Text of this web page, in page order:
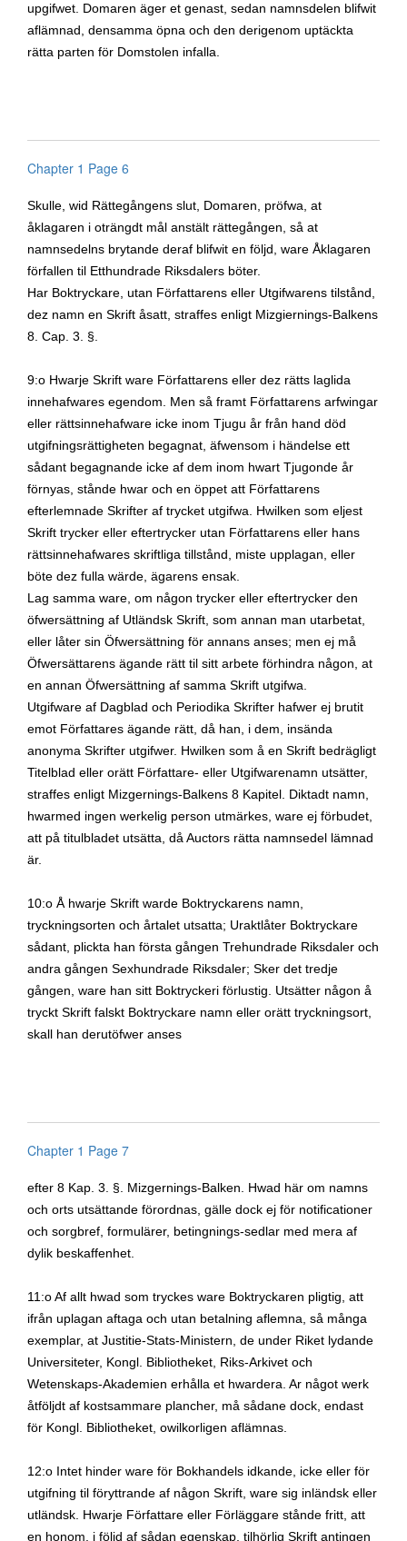
upgifwet. Domaren äger et genast, sedan namnsdelen blifwit
aflämnad, densamma öpna och den derigenom uptäckta
rätta parten för Domstolen infalla.
Chapter 1 Page 6
Skulle, wid Rättegångens slut, Domaren, pröfwa, at
åklagaren i oträngdt mål anstält rättegången, så at
namnsedelns brytande deraf blifwit en följd, ware Åklagaren
förfallen til Etthundrade Riksdalers böter.
Har Boktryckare, utan Författarens eller Utgifwarens tilstånd,
dez namn en Skrift åsatt, straffes enligt Mizgiernings-Balkens
8. Cap. 3. §.
9:o Hwarje Skrift ware Författarens eller dez rätts laglida
innehafwares egendom. Men så framt Författarens arfwingar
eller rättsinnehafware icke inom Tjugu år från hand död
utgifningsrättigheten begagnat, äfwensom i händelse ett
sådant begagnande icke af dem inom hwart Tjugonde år
förnyas, stånde hwar och en öppet att Författarens
efterlemnade Skrifter af trycket utgifwa. Hwilken som eljest
Skrift trycker eller eftertrycker utan Författarens eller hans
rättsinnehafwares skriftliga tillstånd, miste upplagan, eller
böte dez fulla wärde, ägarens ensak.
Lag samma ware, om någon trycker eller eftertrycker den
öfwersättning af Utländsk Skrift, som annan man utarbetat,
eller låter sin Öfwersättning för annans anses; men ej må
Öfwersättarens ägande rätt til sitt arbete förhindra någon, at
en annan Öfwersättning af samma Skrift utgifwa.
Utgifware af Dagblad och Periodika Skrifter hafwer ej brutit
emot Författares ägande rätt, då han, i dem, insända
anonyma Skrifter utgifwer. Hwilken som å en Skrift bedrägligt
Titelblad eller orätt Författare- eller Utgifwarenamn utsätter,
straffes enligt Mizgernings-Balkens 8 Kapitel. Diktadt namn,
hwarmed ingen werkelig person utmärkes, ware ej förbudet,
att på titulbladet utsätta, då Auctors rätta namnsedel lämnad
är.
10:o Å hwarje Skrift warde Boktryckarens namn,
tryckningsorten och årtalet utsatta; Uraktlåter Boktryckare
sådant, plickta han första gången Trehundrade Riksdaler och
andra gången Sexhundrade Riksdaler; Sker det tredje
gången, ware han sitt Boktryckeri förlustig. Utsätter någon å
tryckt Skrift falskt Boktryckare namn eller orätt tryckningsort,
skall han derutöfwer anses
Chapter 1 Page 7
efter 8 Kap. 3. §. Mizgernings-Balken. Hwad här om namns
och orts utsättande förordnas, gälle dock ej för notificationer
och sorgbref, formulärer, betingnings-sedlar med mera af
dylik beskaffenhet.
11:o Af allt hwad som tryckes ware Boktryckaren pligtig, att
ifrån uplagan aftaga och utan betalning aflemna, så många
exemplar, at Justitie-Stats-Ministern, de under Riket lydande
Universiteter, Kongl. Bibliotheket, Riks-Arkivet och
Wetenskaps-Akademien erhålla et hwardera. Ar något werk
åtföljdt af kostsammare plancher, må sådane dock, endast
för Kongl. Bibliotheket, owilkorligen aflämnas.
12:o Intet hinder ware för Bokhandels idkande, icke eller för
utgifning til föryttrande af någon Skrift, ware sig inländsk eller
utländsk. Hwarje Författare eller Förläggare stånde fritt, att
en honom, i följd af sådan egenskap, tilhörlig Skrift antingen